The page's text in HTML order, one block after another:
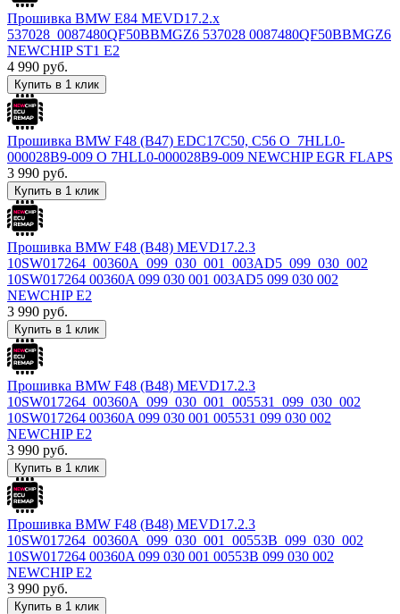
Прошивка BMW E84 MEVD17.2.x
537028_0087480QF50BBMGZ6 537028 0087480QF50BBMGZ6
NEWCHIP ST1 E2
4 990 руб.
Купить в 1 клик
Прошивка BMW F48 (B47) EDC17C50, C56 O_7HLL0-
000028B9-009 O 7HLL0-000028B9-009 NEWCHIP EGR FLAPS
3 990 руб.
Купить в 1 клик
Прошивка BMW F48 (B48) MEVD17.2.3
10SW017264_00360A_099_030_001_003AD5_099_030_002
10SW017264 00360A 099 030 001 003AD5 099 030 002
NEWCHIP E2
3 990 руб.
Купить в 1 клик
Прошивка BMW F48 (B48) MEVD17.2.3
10SW017264_00360A_099_030_001_005531_099_030_002
10SW017264 00360A 099 030 001 005531 099 030 002
NEWCHIP E2
3 990 руб.
Купить в 1 клик
Прошивка BMW F48 (B48) MEVD17.2.3
10SW017264_00360A_099_030_001_00553B_099_030_002
10SW017264 00360A 099 030 001 00553B 099 030 002
NEWCHIP E2
3 990 руб.
Купить в 1 клик